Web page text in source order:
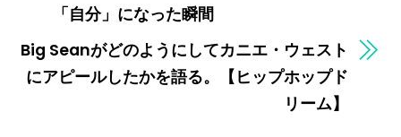
「自分」になった瞬間
Big Seanがどのようにしてカニエ・ウェスト
にアピールしたかを語る。【ヒップホップド
リーム】